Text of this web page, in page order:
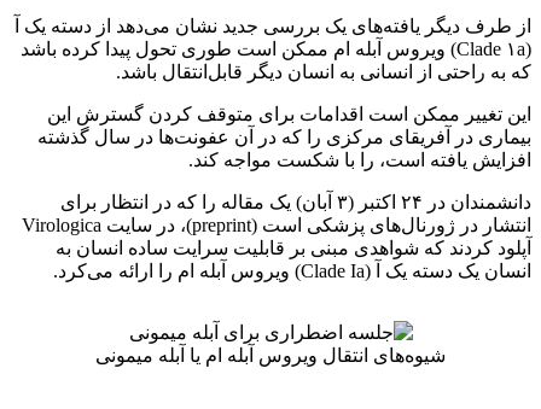
از طرف دیگر یافته‌های یک بررسی جدید نشان می‌دهد از دسته یک آ
(Clade ۱a) ویروس آبله ام ممکن است طوری تحول پیدا کرده باشد
که به راحتی از انسانی به انسان دیگر قابل‌انتقال باشد.
این تغییر ممکن است اقدامات برای متوقف کردن گسترش این
بیماری در آفریقای مرکزی را که در آن عفونت‌ها در سال گذشته
افزایش یافته است، را با شکست مواجه کند.
دانشمندان در ۲۴ اکتبر (۳ آبان)‌ یک مقاله را که در انتظار برای
انتشار در ژورنال‌های پزشکی است (preprint)، در سایت Virologica
آپلود کردند که شواهدی مبنی بر قابلیت سرایت ساده انسان به
انسان یک دسته یک آ (Clade Ia) ویروس آبله ام را ارائه می‌کرد.
شیوه‌های انتقال ویروس آبله ام یا آبله میمونی